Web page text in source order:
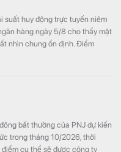
suất huy động trực tuyến niêm
hàng ngày 5/8 cho thấy mặt
nhìn chung ổn định. Điểm
bất thường của PNJ dự kiến
trong tháng 10/2026, thời
điểm cụ thể sẽ được công ty